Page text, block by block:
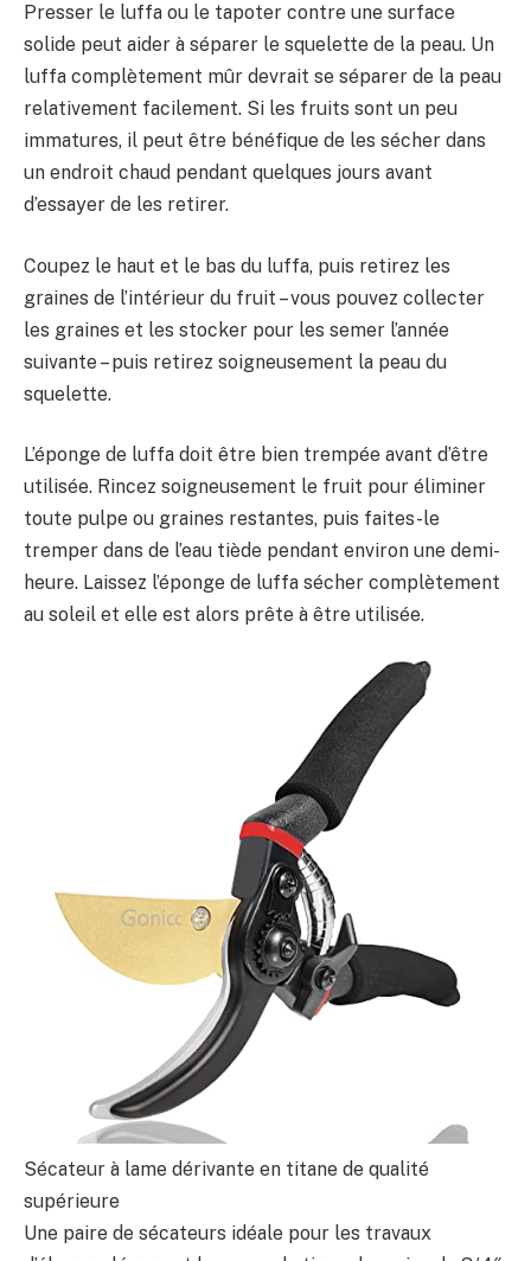
Presser le luffa ou le tapoter contre une surface
solide peut aider à séparer le squelette de la peau. Un
luffa complètement mûr devrait se séparer de la peau
relativement facilement. Si les fruits sont un peu
immatures, il peut être bénéfique de les sécher dans
un endroit chaud pendant quelques jours avant
d’essayer de les retirer.
Coupez le haut et le bas du luffa, puis retirez les
graines de l’intérieur du fruit – vous pouvez collecter
les graines et les stocker pour les semer l’année
suivante – puis retirez soigneusement la peau du
squelette.
L’éponge de luffa doit être bien trempée avant d’être
utilisée. Rincez soigneusement le fruit pour éliminer
toute pulpe ou graines restantes, puis faites-le
tremper dans de l’eau tiède pendant environ une demi-
heure. Laissez l’éponge de luffa sécher complètement
au soleil et elle est alors prête à être utilisée.
Sécateur à lame dérivante en titane de qualité
supérieure
Une paire de sécateurs idéale pour les travaux